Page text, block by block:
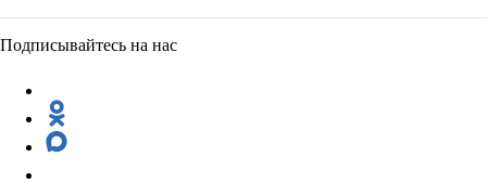
Подписывайтесь на нас